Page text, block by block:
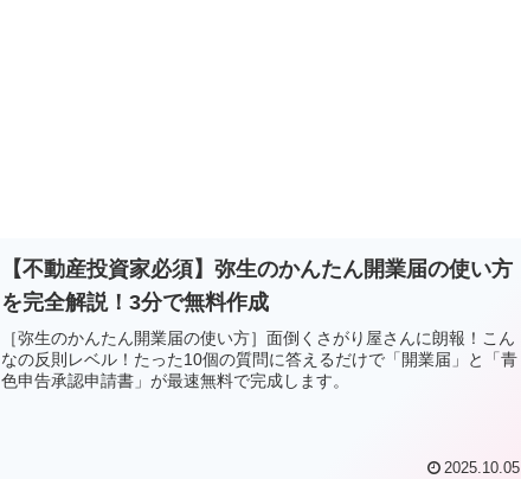
【不動産投資家必須】弥生のかんたん開業届の使い方
を完全解説！3分で無料作成
［弥生のかんたん開業届の使い方］面倒くさがり屋さんに朗報！こん
なの反則レベル！たった10個の質問に答えるだけで「開業届」と「青
色申告承認申請書」が最速無料で完成します。
2025.10.05